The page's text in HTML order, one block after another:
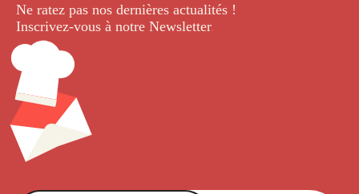
Ne ratez pas nos dernières actualités !
Inscrivez-vous à notre Newsletter.